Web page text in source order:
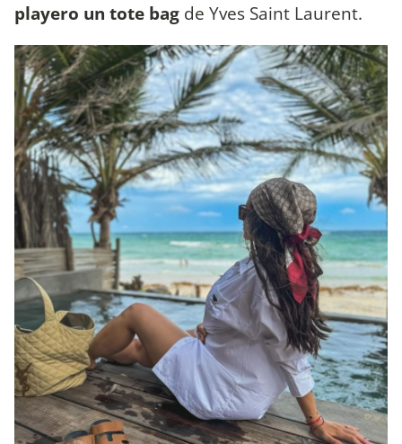
playero un tote bag de Yves Saint Laurent.